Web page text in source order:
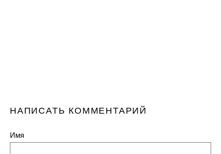
НАПИСАТЬ КОММЕНТАРИЙ
Имя